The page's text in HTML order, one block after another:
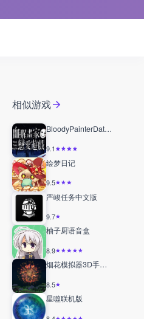
相似游戏
BloodyPainterDatingSim
9.1
绘梦日记
9.5
严峻任务中文版
9.7
柚子厨语音盒
8.9
烟花模拟器3D手机版
8.5
星噬联机版